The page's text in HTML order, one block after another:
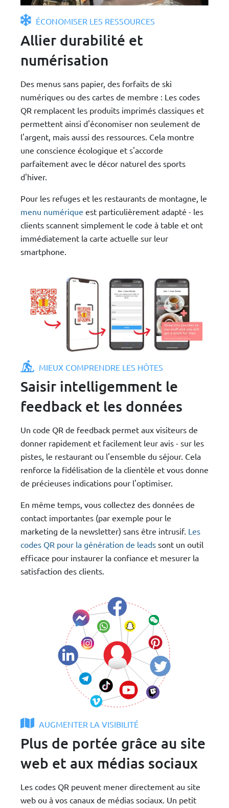
ÉCONOMISER LES RESSOURCES
Allier durabilité et
numérisation
Des menus sans papier, des forfaits de ski
numériques ou des cartes de membre : Les codes
QR remplacent les produits imprimés classiques et
permettent ainsi d'économiser non seulement de
l'argent, mais aussi des ressources. Cela montre
une conscience écologique et s'accorde
parfaitement avec le décor naturel des sports
d'hiver.
Pour les refuges et les restaurants de montagne, le
menu numérique est particulièrement adapté - les
clients scannent simplement le code à table et ont
immédiatement la carte actuelle sur leur
smartphone.
MIEUX COMPRENDRE LES HÔTES
Saisir intelligemment le
feedback et les données
Un code QR de feedback permet aux visiteurs de
donner rapidement et facilement leur avis - sur les
pistes, le restaurant ou l'ensemble du séjour. Cela
renforce la fidélisation de la clientèle et vous donne
de précieuses indications pour l'optimiser.
En même temps, vous collectez des données de
contact importantes (par exemple pour le
marketing de la newsletter) sans être intrusif. Les
codes QR pour la génération de leads sont un outil
efficace pour instaurer la confiance et mesurer la
satisfaction des clients.
AUGMENTER LA VISIBILITÉ
Plus de portée grâce au site
web et aux médias sociaux
Les codes QR peuvent mener directement au site
web ou à vos canaux de médias sociaux. Un petit